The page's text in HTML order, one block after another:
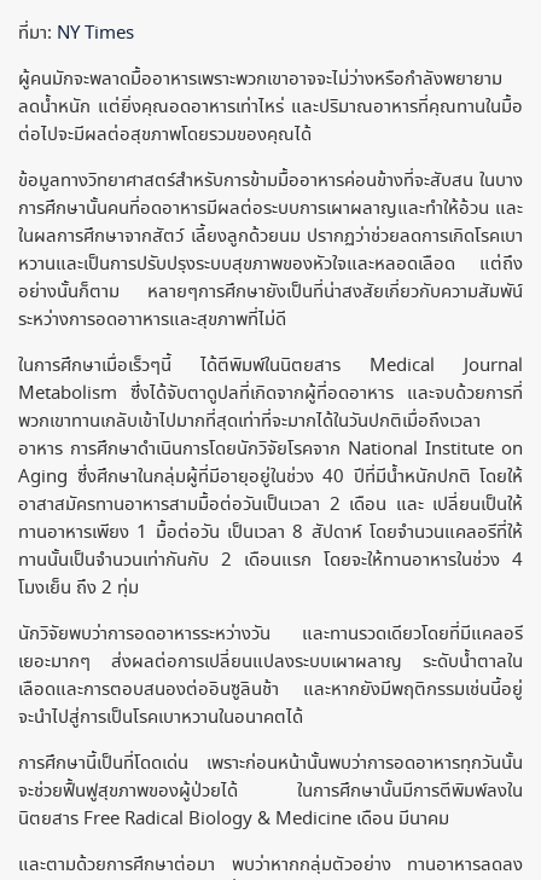
ที่มา: NY Times
ผู้คนมักจะพลาดมื้ออาหารเพราะพวกเขาอาจจะไม่ว่างหรือกำลังพยายาม
ลดน้ำหนัก แต่ยิ่งคุณอดอาหารเท่าไหร่ และปริมาณอาหารที่คุณทานในมื้อ
ต่อไปจะมีผลต่อสุขภาพโดยรวมของคุณได้
ข้อมูลทางวิทยาศาสตร์สำหรับการข้ามมื้ออาหารค่อนข้างที่จะสับสน ในบาง
การศึกษานั้นคนที่อดอาหารมีผลต่อระบบการเผาผลาญและทำให้อ้วน และ
ในผลการศึกษาจากสัตว์ เลี้ยงลูกด้วยนม ปรากฏว่าช่วยลดการเกิดโรคเบา
หวานและเป็นการปรับปรุงระบบสุขภาพของหัวใจและหลอดเลือด แต่ถึง
อย่างนั้นก็ตาม หลายๆการศึกษายังเป็นที่น่าสงสัยเกี่ยวกับความสัมพัน์
ระหว่างการอดอาาหารและสุขภาพที่ไม่ดี
ในการศึกษาเมื่อเร็วๆนี้ ได้ตีพิมพ์ในนิตยสาร Medical Journal
Metabolism ซึ่งได้จับตาดูปลที่เกิดจากผู้ที่อดอาหาร และจบด้วยการที่
พวกเขาทานเกลับเข้าไปมากที่สุดเท่าที่จะมากได้ในวันปกติเมื่อถึงเวลา
อาหาร การศึกษาดำเนินการโดยนักวิจัยโรคจาก National Institute on
Aging ซึ่งศึกษาในกลุ่มผู้ที่มีอายุอยู่ในช่วง 40 ปีที่มีน้ำหนักปกติ โดยให้
อาสาสมัครทานอาหารสามมื้อต่อวันเป็นเวลา 2 เดือน และ เปลี่ยนเป็นให้
ทานอาหารเพียง 1 มื้อต่อวัน เป็นเวลา 8 สัปดาห์ โดยจำนวนแคลอรีที่ให้
ทานนั้นเป็นจำนวนเท่ากันกับ 2 เดือนแรก โดยจะให้ทานอาหารในช่วง 4
โมงเย็น ถึง 2 ทุ่ม
นักวิจัยพบว่าการอดอาหารระหว่างวัน และทานรวดเดียวโดยที่มีแคลอรี
เยอะมากๆ ส่งผลต่อการเปลี่ยนแปลงระบบเผาผลาญ ระดับน้ำตาลใน
เลือดและการตอบสนองต่ออินซูลินช้า และหากยังมีพฤติกรรมเช่นนี้อยู่
จะนำไปสู่การเป็นโรคเบาหวานในอนาคตได้
การศึกษานี้เป็นที่โดดเด่น เพราะก่อนหน้านั้นพบว่าการอดอาหารทุกวันนั้น
จะช่วยฟื้นฟูสุขภาพของผู้ป่วยได้ ในการศึกษานั้นมีการตีพิมพ์ลงใน
นิตยสาร Free Radical Biology & Medicine เดือน มีนาคม
และตามด้วยการศึกษาต่อมา พบว่าหากกลุ่มตัวอย่าง ทานอาหารลดลง